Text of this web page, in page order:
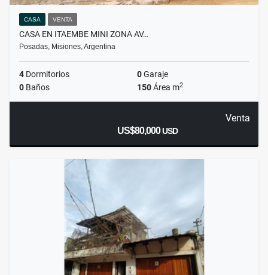
CASA VENTA
CASA EN ITAEMBE MINI ZONA AV…
Posadas, Misiones, Argentina
4 Dormitorios 0Garaje
0 Baños 150Área m2
Venta
US$80,000USD